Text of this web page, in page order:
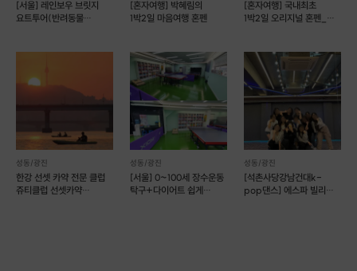
[서울] 레인보우 브릿지
요트투어(반려동물
[혼자여행] 박혜림의
1박2일 마음여행 혼펜
[혼자여행] 국내최초
1박2일 오리지널 혼펜_
성동/광진
한강 선셋 카약 전문 클럽
쥬티클럽 선셋카약
성동/광진
[서울] 0~100세 장수운동
탁구+다이어트 쉽게
성동/광진
[석촌사당강남건대k-
pop댄스] 에스파 빌리